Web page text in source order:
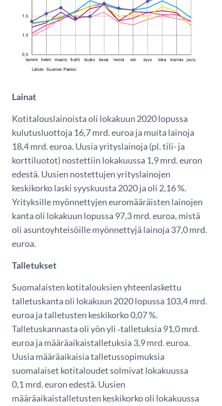
Lainat
Kotitalouslainoista oli lokakuun 2020 lopussa
kulutusluottoja 16,7 mrd. euroa ja muita lainoja
18,4 mrd. euroa. Uusia yrityslainoja (pl. tili- ja
korttiluotot) nostettiin lokakuussa 1,9 mrd. euron
edestä. Uusien nostettujen yrityslainojen
keskikorko laski syyskuusta 2020 ja oli 2,16 %.
Yrityksille myönnettyjen euromääräisten lainojen
kanta oli lokakuun lopussa 97,3 mrd. euroa, mistä
oli asuntoyhteisöille myönnettyjä lainoja 37,0 mrd.
euroa.
Talletukset
Suomalaisten kotitalouksien yhteenlaskettu
talletuskanta oli lokakuun 2020 lopussa 103,4 mrd.
euroa ja talletusten keskikorko 0,07 %.
Talletuskannasta oli yön yli ‑talletuksia 91,0 mrd.
euroa ja määräaikaistalletuksia 3,9 mrd. euroa.
Uusia määräaikaisia talletussopimuksia
suomalaiset kotitaloudet solmivat lokakuussa
0,1 mrd. euron edestä. Uusien
määräaikaistalletusten keskikorko oli lokakuussa